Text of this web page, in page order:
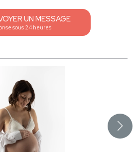
UN MESSAGE
sous 24 heures